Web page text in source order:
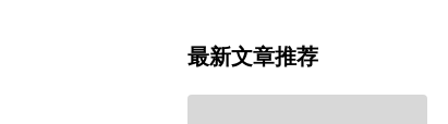
最新文章推荐